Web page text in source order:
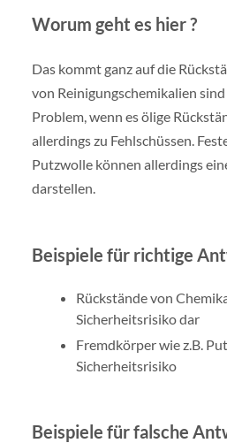
Worum geht es hier ?
Das kommt ganz auf die
von Reinigungschemikalien
Problem, wenn es ölige
allerdings zu Fehlschüssen.
Putzwolle können allerdings
darstellen.
Beispiele für richtige
Rückstände von
Sicherheitsrisiko dar
Fremdkörper wie z.B.
Sicherheitsrisiko
Beispiele für falsche